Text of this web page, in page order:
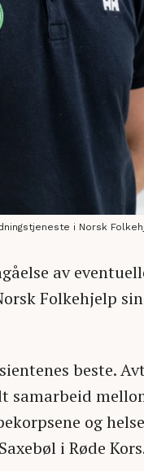
i Norsk
av
Folkehjelp
beste.
samarbeid
og
i Røde